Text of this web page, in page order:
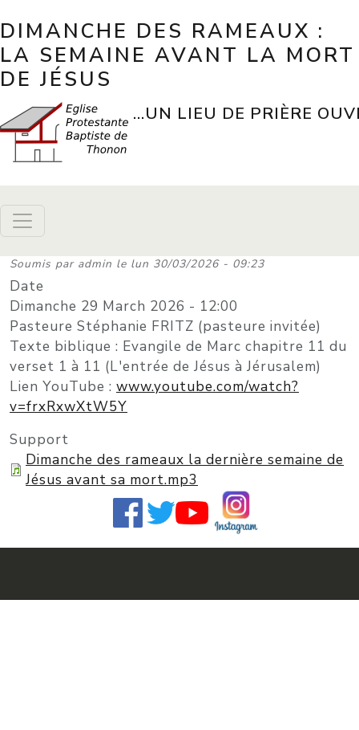
DIMANCHE DES RAMEAUX :
LA SEMAINE AVANT LA MORT
DE JÉSUS
...UN LIEU DE PRIÈRE
Soumis par admin le lun 30/03/2026 - 09:23
Date
Dimanche 29 March 2026 - 12:00
Pasteure Stéphanie FRITZ (pasteure invitée)
Texte biblique : Evangile de Marc chapitre 11 du
verset 1 à 11 (L'entrée de Jésus à Jérusalem)
Lien YouTube : www.youtube.com/watch?
v=frxRxwXtW5Y
Support
Dimanche des rameaux la dernière semaine de
Jésus avant sa mort.mp3